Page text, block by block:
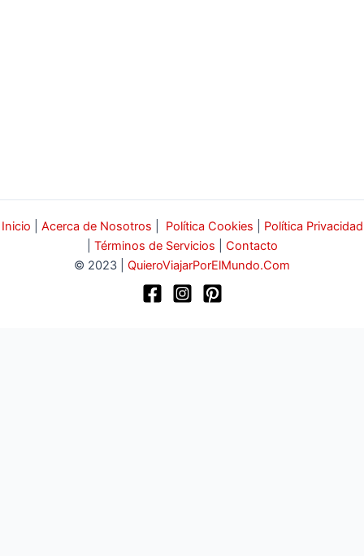
Inicio Acerca de Nosotros Política Cookies
Política Privacidad
Términos de Servicios
Contacto
© 2023 | QuieroViajarPorElMundo.Com